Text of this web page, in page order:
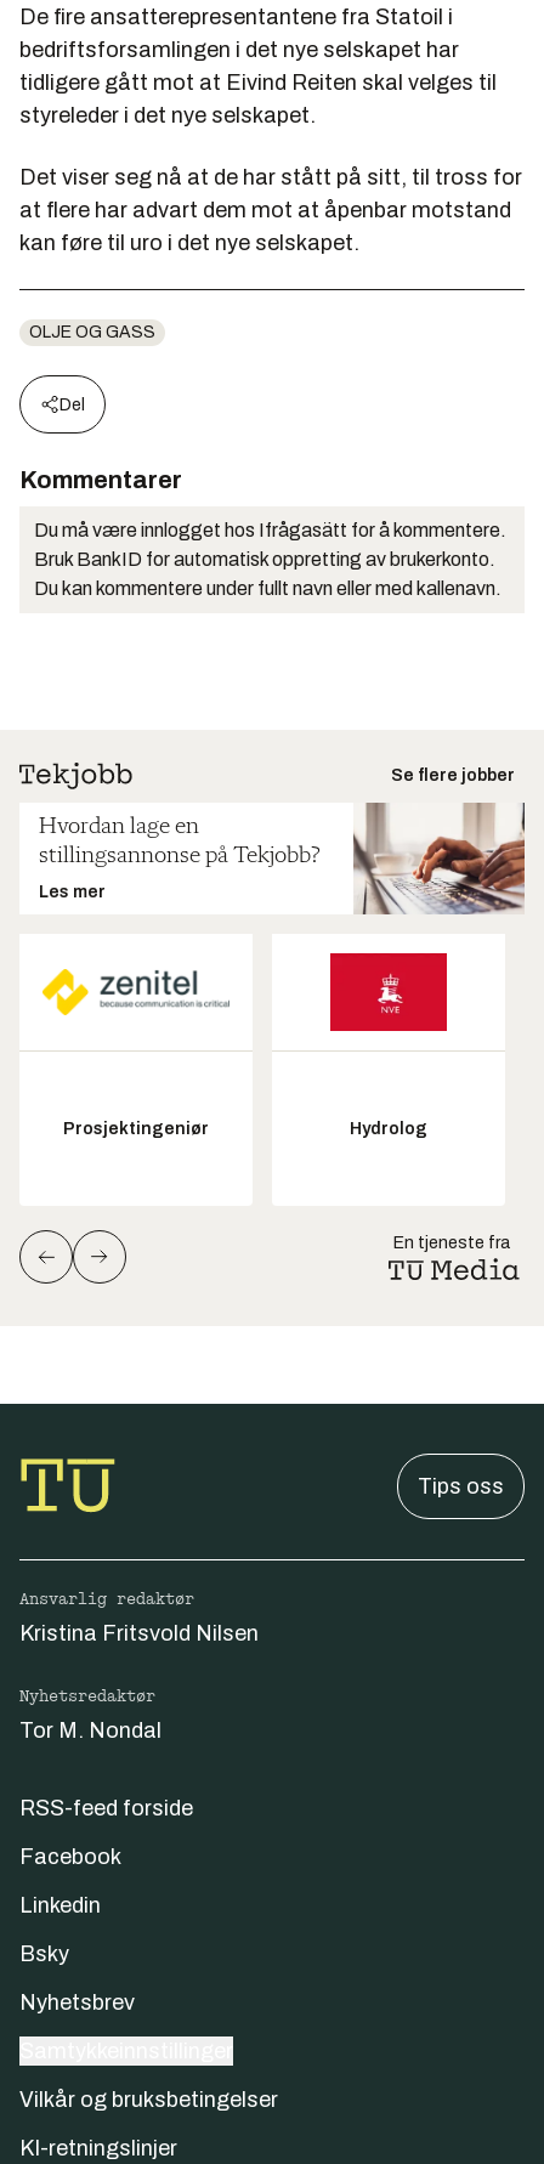
De fire ansatterepresentantene fra Statoil i
bedriftsforsamlingen i det nye selskapet har
tidligere gått mot at Eivind Reiten skal velges til
styreleder i det nye selskapet.
Det viser seg nå at de har stått på sitt, til tross for
at flere har advart dem mot at åpenbar motstand
kan føre til uro i det nye selskapet.
OLJE OG GASS
Del
Kommentarer
Du må være innlogget hos Ifrågasätt for å kommentere.
Bruk BankID for automatisk oppretting av brukerkonto.
Du kan kommentere under fullt navn eller med kallenavn.
Se flere jobber
Hvordan lage en
stillingsannonse på Tekjobb?
Les mer
Prosjektingeniør Hydrolog
En tjeneste fra
Tips oss
Ansvarlig redaktør
Kristina Fritsvold Nilsen
Nyhetsredaktør
Tor M. Nondal
RSS-feed forside
Facebook
Linkedin
Bsky
Nyhetsbrev
Vilkår og bruksbetingelser
KI-retningslinjer